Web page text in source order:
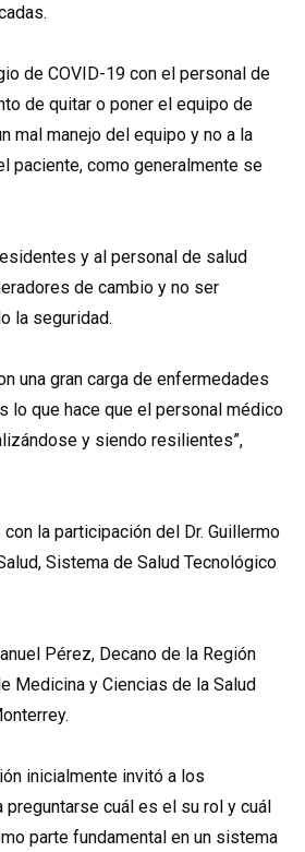
de COVID-19 con el personal de
de quitar o poner el equipo de
mal manejo del equipo y no a la
paciente, como generalmente se
y al personal de salud
de cambio y no ser
la seguridad.
una gran carga de enfermedades
lo que hace que el personal médico
y siendo resilientes”,
la participación del Dr. Guillermo
Sistema de Salud Tecnológico
Pérez, Decano de la Región
Medicina y Ciencias de la Salud
inicialmente invitó a los
cuál es el su rol y cuál
parte fundamental en un sistema